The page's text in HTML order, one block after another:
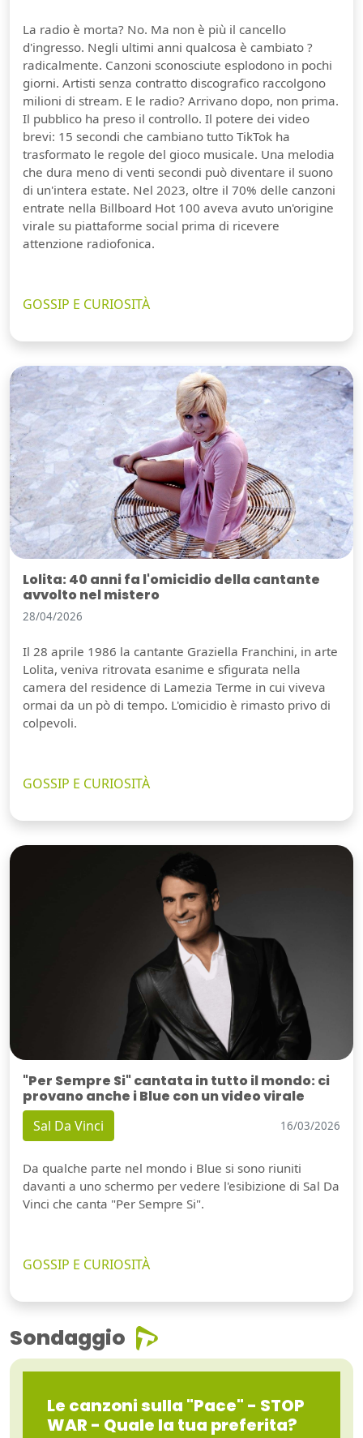
La radio è morta? No. Ma non è più il cancello
d'ingresso. Negli ultimi anni qualcosa è cambiato ?
radicalmente. Canzoni sconosciute esplodono in pochi
giorni. Artisti senza contratto discografico raccolgono
milioni di stream. E le radio? Arrivano dopo, non prima.
Il pubblico ha preso il controllo. Il potere dei video
brevi: 15 secondi che cambiano tutto TikTok ha
trasformato le regole del gioco musicale. Una melodia
che dura meno di venti secondi può diventare il suono
di un'intera estate. Nel 2023, oltre il 70% delle canzoni
entrate nella Billboard Hot 100 aveva avuto un'origine
virale su piattaforme social prima di ricevere
attenzione radiofonica.
GOSSIP E CURIOSITÀ
Lolita: 40 anni fa l'omicidio della cantante
avvolto nel mistero
28/04/2026
Il 28 aprile 1986 la cantante Graziella Franchini, in arte
Lolita, veniva ritrovata esanime e sfigurata nella
camera del residence di Lamezia Terme in cui viveva
ormai da un pò di tempo. L'omicidio è rimasto privo di
colpevoli.
GOSSIP E CURIOSITÀ
"Per Sempre Si" cantata in tutto il mondo: ci
provano anche i Blue con un video virale
Sal Da Vinci 16/03/2026
Da qualche parte nel mondo i Blue si sono riuniti
davanti a uno schermo per vedere l'esibizione di Sal Da
Vinci che canta "Per Sempre Si".
GOSSIP E CURIOSITÀ
Sondaggio
Le canzoni sulla "Pace" - STOP
WAR - Quale la tua preferita?